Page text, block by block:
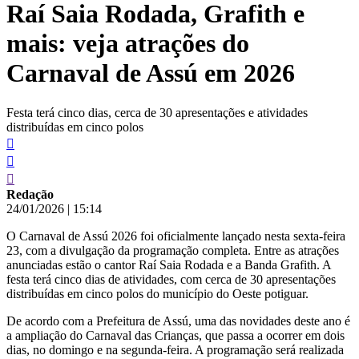
conteúdo
Raí Saia Rodada, Grafith e
mais: veja atrações do
Carnaval de Assú em 2026
Festa terá cinco dias, cerca de 30 apresentações e atividades
distribuídas em cinco polos
Redação
24/01/2026 | 15:14
O Carnaval de Assú 2026 foi oficialmente lançado nesta sexta-feira
23, com a divulgação da programação completa. Entre as atrações
anunciadas estão o cantor Raí Saia Rodada e a Banda Grafith. A
festa terá cinco dias de atividades, com cerca de 30 apresentações
distribuídas em cinco polos do município do Oeste potiguar.
De acordo com a Prefeitura de Assú, uma das novidades deste ano é
a ampliação do Carnaval das Crianças, que passa a ocorrer em dois
dias, no domingo e na segunda-feira. A programação será realizada